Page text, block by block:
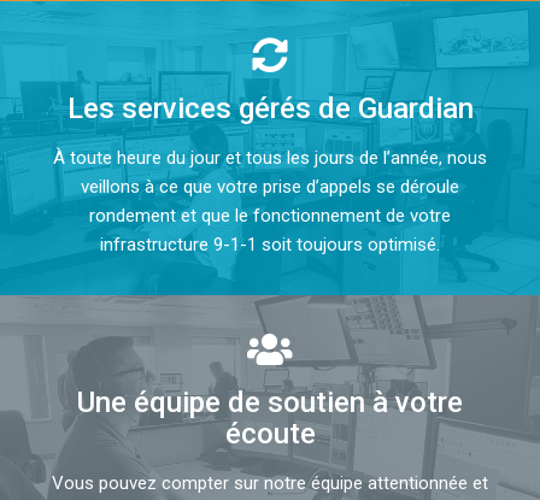
Les services gérés de Guardian
À toute heure du jour et tous les jours de l’année, nous
veillons à ce que votre prise d’appels se déroule
rondement et que le fonctionnement de votre
infrastructure 9-1-1 soit toujours optimisé.
Une équipe de soutien à votre
écoute
Vous pouvez compter sur notre équipe attentionnée et